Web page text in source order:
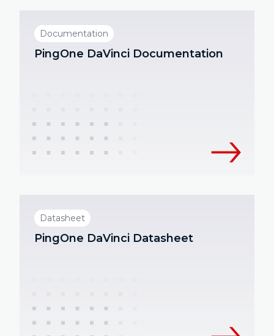
Documentation
PingOne DaVinci Documentation
Datasheet
PingOne DaVinci Datasheet